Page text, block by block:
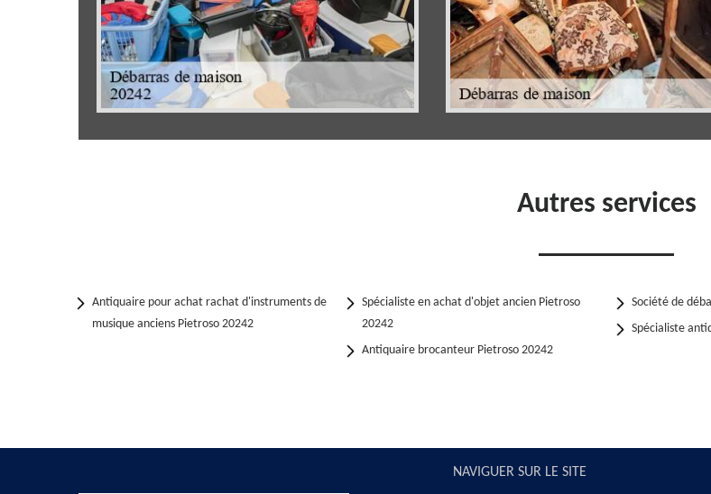
Autres services
Antiquaire pour achat rachat d'instruments de
musique anciens Pietroso 20242
Spécialiste en achat d'objet ancien Pietroso
20242
Antiquaire brocanteur Pietroso 20242
Société de
Spécialiste
NAVIGUER SUR LE SITE